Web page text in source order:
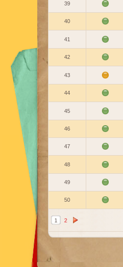
39
40
41
42
43
44
45
46
47
48
49
50
1 2